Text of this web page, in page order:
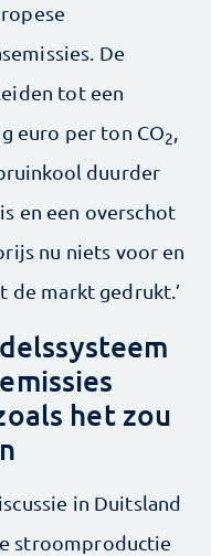
De
tot een
euro per ton CO2,
duurder
en een overschot
nu niets voor en
markt gedrukt.’
het zou
in Duitsland
stroomproductie